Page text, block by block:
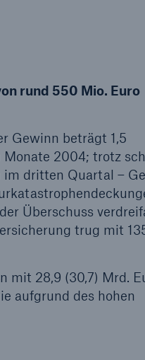
rund 550 Mio. Euro
Gewinn beträgt 1,5
Monate 2004; trotz
dritten Quartal –
Überschuss
trug mit
mit 28,9 (30,7) Mrd.
aufgrund des hohen
2025
Cyber
Geschätzte globale